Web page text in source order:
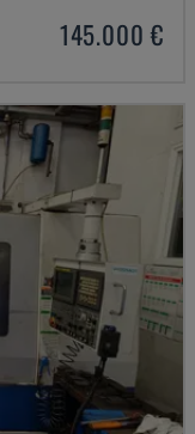
145.000 €